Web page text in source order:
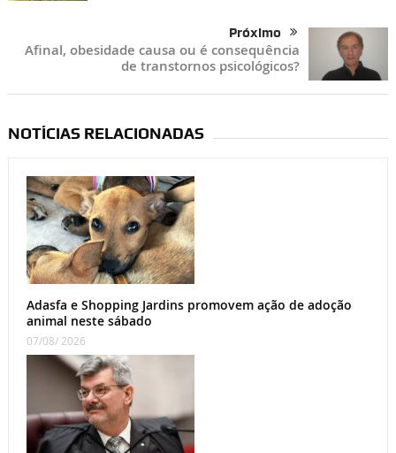
Próximo
Afinal, obesidade causa ou é consequência
de transtornos psicológicos?
NOTÍCIAS RELACIONADAS
Adasfa e Shopping Jardins promovem ação de adoção
animal neste sábado
07/08/ 2026